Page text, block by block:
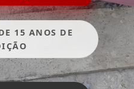
15 ANOS DE